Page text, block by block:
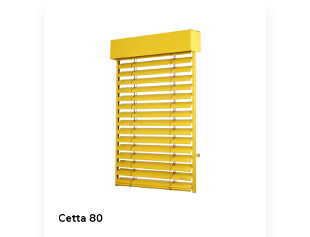
Cetta 80